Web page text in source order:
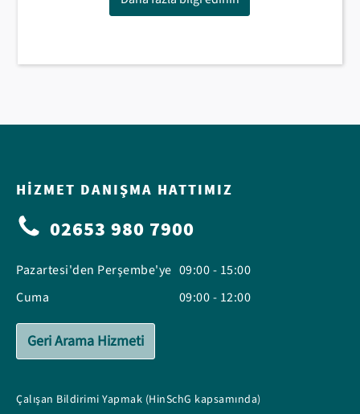
HIZMET DANIŞMA HATTIMIZ
02653 980 7900
Pazartesi'den Perşembe'ye
Cuma
09:00 - 15:00
09:00 - 12:00
Geri Arama Hizmeti
Çalışan Bildirimi Yapmak (HinSchG kapsamında)